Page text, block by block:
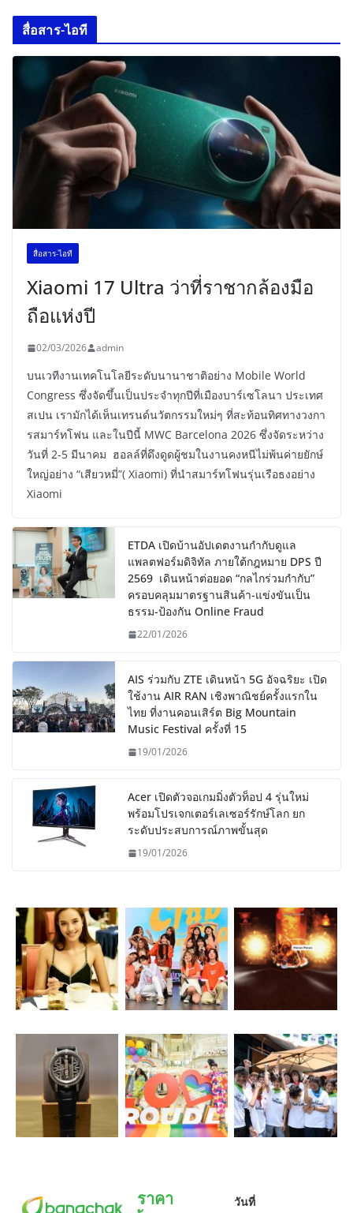
สื่อสาร-ไอที
สื่อสาร-ไอที
Xiaomi 17 Ultra ว่าที่ราชากล้องมือ
ถือแห่งปี
02/03/2026 admin
บนเวทีงานเทคโนโลยีระดับนานาชาติอย่าง Mobile World
Congress ซึ่งจัดขึ้นเป็นประจำทุกปีที่เมืองบาร์เซโลนา ประเทศ
สเปน เรามักได้เห็นเทรนด์นวัตกรรมใหม่ๆ ที่สะท้อนทิศทางวงกา
รสมาร์ทโฟน และในปีนี้ MWC Barcelona 2026 ซึ่งจัดระหว่าง
วันที่ 2-5 มีนาคม ฮอลล์ที่ดึงดูดผู้ชมในงานคงหนีไม่พ้นค่ายยักษ์
ใหญ่อย่าง “เสียวหมี่”( Xiaomi) ที่นำสมาร์ทโฟนรุ่นเรือธงอย่าง
Xiaomi
ETDA เปิดบ้านอัปเดตงานกำกับดูแล
แพลตฟอร์มดิจิทัล ภายใต้กฎหมาย DPS ปี
2569 เดินหน้าต่อยอด “กลไกร่วมกำกับ”
ครอบคลุมมาตรฐานสินค้า-แข่งขันเป็น
ธรรม-ป้องกัน Online Fraud
22/01/2026
AIS ร่วมกับ ZTE เดินหน้า 5G อัจฉริยะ เปิด
ใช้งาน AIR RAN เชิงพาณิชย์ครั้งแรกใน
ไทย ที่งานคอนเสิร์ต Big Mountain
Music Festival ครั้งที่ 15
19/01/2026
Acer เปิดตัวจอเกมมิ่งตัวท็อป 4 รุ่นใหม่
พร้อมโปรเจกเตอร์เลเซอร์รักษ์โลก ยก
ระดับประสบการณ์ภาพขั้นสุด
19/01/2026